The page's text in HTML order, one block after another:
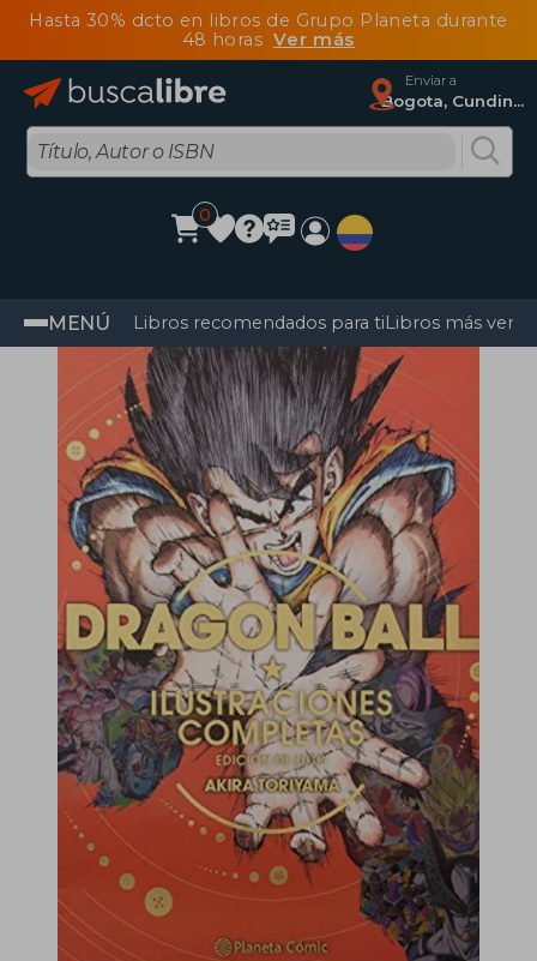
Hasta 30% dcto en libros de Grupo Planeta durante
48 horasVer más
Enviar a
Bogota, Cundinamarca
0
MENÚ Libros recomendados para tiLibros más